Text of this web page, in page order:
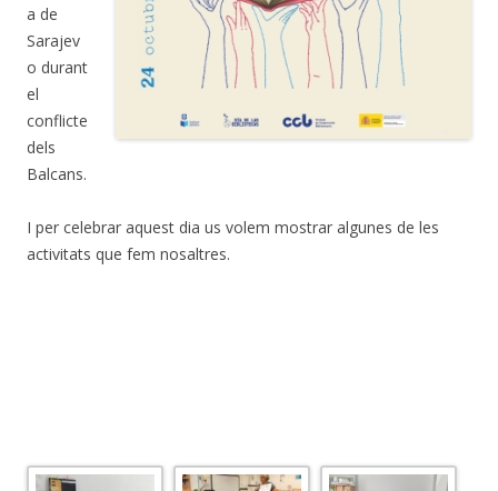
a de
Sarajev
o durant
el
conflicte
dels
Balcans.
I per celebrar aquest dia us volem mostrar algunes de les
activitats que fem nosaltres.